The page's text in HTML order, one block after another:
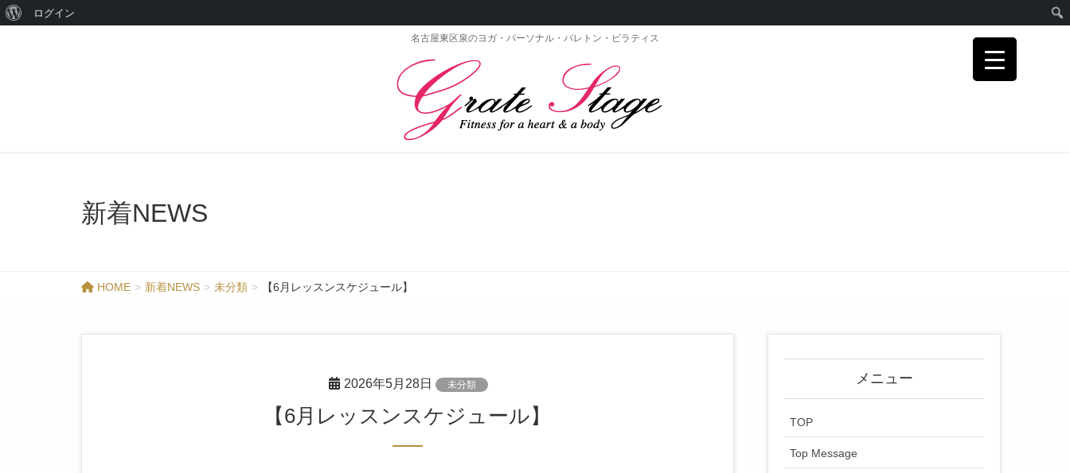
ログイン
名古屋東区泉のヨガ・パーソナル・バレトン・ピラティス
新着NEWS
HOME 新着NEWS 未分類 【6月レッスンスケジュール】
2026年5月28日 未分類
【6月レッスンスケジュール】
メニュー
TOP
Top Message